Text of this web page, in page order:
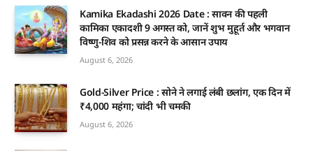
Kamika Ekadashi 2026 Date : सावन की पहली
कामिका एकादशी 9 अगस्त को, जानें शुभ मुहूर्त और भगवान
विष्णु-शिव को प्रसन्न करने के आसान उपाय
August 6, 2026
Gold-Silver Price : सोने ने लगाई लंबी छलांग, एक दिन में
₹4,000 महंगा; चांदी भी चमकी
August 6, 2026